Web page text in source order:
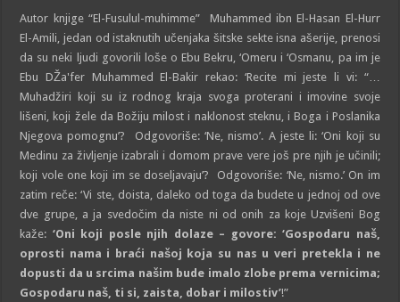
Autor knjige “El-Fusulul-muhimme” Muhammed ibn El-Hasan El-Hurr
El-Amili, jedan od istaknutih učenjaka šitske sekte isna ašerije, prenosi
da su neki ljudi govorili loše o Ebu Bekru, ‘Omeru i ‘Osmanu, pa im je
Ebu DŽa'fer Muhammed El-Bakir rekao: ‘Recite mi jeste li vi: “…
Muhadžiri koji su iz rodnog kraja svoga proterani i imovine svoje
lišeni, koji žele da Božiju milost i naklonost steknu, i Boga i Poslanika
Njegova pomognu’? Odgovoriše: ‘Ne, nismo’. A jeste li: ‘Oni koji su
Medinu za življenje izabrali i domom prave vere još pre njih je učinili;
koji vole one koji im se doseljavaju’? Odgovoriše: ‘Ne, nismo.’ On im
zatim reče: ‘Vi ste, doista, daleko od toga da budete u jednoj od ove
dve grupe, a ja svedočim da niste ni od onih za koje Uzvišeni Bog
kaže: ‘Oni koji pos e njih dolaze – govore: ‘Gospodaru naš,
oprosti nama i braći našoj koja su nas u veri pretekla i ne
dopusti da u srcima našim bude imalo zlobe prema vernicima;
Gospodaru naš, ti si, zaista, dobar i milostiv’!”